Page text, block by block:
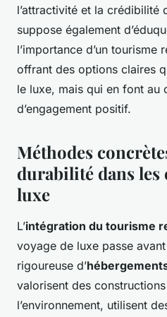
l’attractivité et la crédibilité
suppose également
l’importance d’un tourisme
offrant des options claires
le luxe, mais qui en font au
d’engagement positif.
Méthodes
durabilité dans les
luxe
L’intégration du tourisme
voyage de luxe passe
rigoureuse d’
valorisent des
l’environnement, utilisent